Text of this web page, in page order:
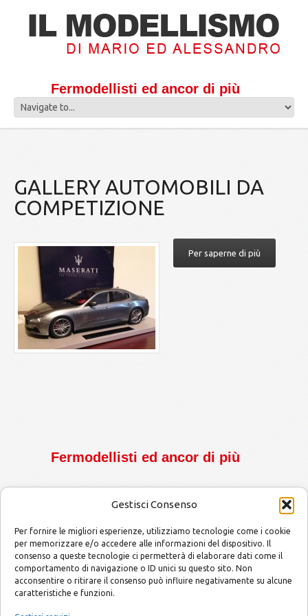
Gestisci Consenso
Per fornire le migliori esperienze, utilizziamo tecnologie come i cookie
per memorizzare e/o accedere alle informazioni del dispositivo. Il
consenso a queste tecnologie ci permetterà di elaborare dati come il
comportamento di navigazione o ID unici su questo sito. Non
acconsentire o ritirare il consenso può influire negativamente su alcune
caratteristiche e funzioni.
Fermodellisti ed ancor di più
GALLERY AUTOMOBILI DA
COMPETIZIONE
Per saperne di più
Fermodellisti ed ancor di più
MODELLISMO by Mario and AlessandroCopyright © 2014